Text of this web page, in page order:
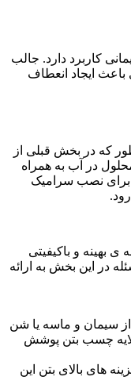
کاربرد دارد. جالب
ایجاد انعطاف
که در بخش قبلی از
در آب به همراه
برای نصب سرامیک
بهینه و باکیفیتی
در این بخش به ارائه
سیمان و ماسه یا شن
لایه چسب بتن پوشش
های بالای بتن این